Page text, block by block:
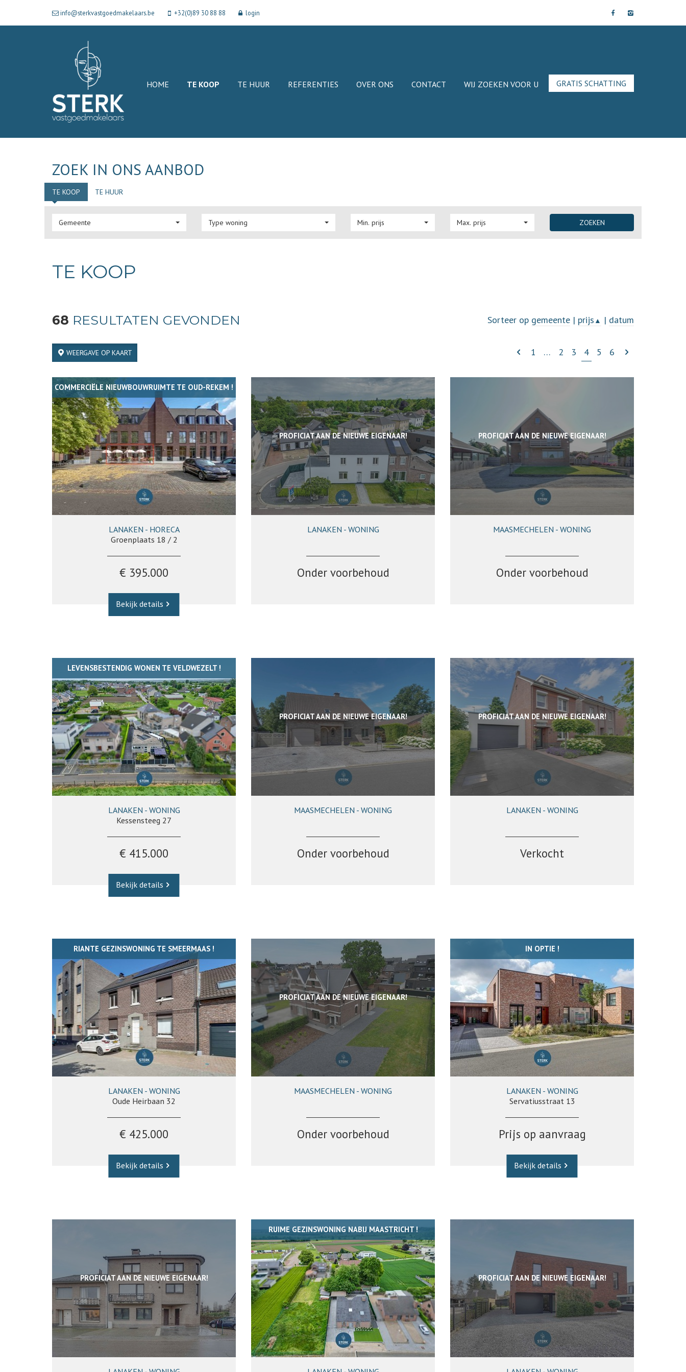
info@sterkvastgoedmakelaars.be +32(0)89 30 88 88 login
HOME TE KOOP TE HUUR REFERENTIES OVER ONS CONTACT WIJ ZOEKEN VOOR U GRATIS SCHATTING
ZOEK IN ONS AANBOD
Gemeente Type woning Min. prijs Max. prijs ZOEKEN
TE KOOP TE HUUR
TE KOOP
68 RESULTATEN GEVONDEN Sorteer op gemeente | prijs ▲ | datum
WEERGAVE OP KAART 1 … 2 3 4 5 6
COMMERCIËLE NIEUWBOUWRUIMTE TE OUD-REKEM !
LANAKEN - HORECA
Groenplaats 18 / 2
€ 395.000
Bekijk details
PROFICIAT AAN DE NIEUWE EIGENAAR!
257 m² 5
LANAKEN - WONING
Onder voorbehoud
PROFICIAT AAN DE NIEUWE EIGENAAR!
179 m² 3 1
MAASMECHELEN - WONING
Onder voorbehoud
LEVENSBESTENDIG WONEN TE VELDWEZELT !
232 m² 2 1
LANAKEN - WONING
Kessensteeg 27
€ 415.000
Bekijk details
PROFICIAT AAN DE NIEUWE EIGENAAR!
224 m² 3 1
MAASMECHELEN - WONING
Onder voorbehoud
PROFICIAT AAN DE NIEUWE EIGENAAR!
215 m² 2 1
LANAKEN - WONING
Verkocht
RIANTE GEZINSWONING TE SMEERMAAS !
208 m² 7 2
LANAKEN - WONING
Oude Heirbaan 32
€ 425.000
Bekijk details
PROFICIAT AAN DE NIEUWE EIGENAAR!
197 m² 3 1
MAASMECHELEN - WONING
Onder voorbehoud
IN OPTIE !
141 m² 3 1
LANAKEN - WONING
Servatiusstraat 13
Prijs op aanvraag
Bekijk details
PROFICIAT AAN DE NIEUWE EIGENAAR!
RUIME GEZINSWONING NABIJ MAASTRICHT !
PROFICIAT AAN DE NIEUWE EIGENAAR!